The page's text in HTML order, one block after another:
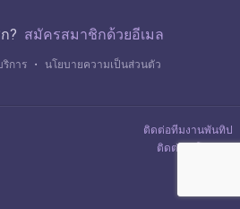
? สมัครสมาชิกด้วยอีเมล
การ ・ นโยบายความเป็นส่วนตัว
ติดต่อทีมงานพันทิป
ติดต่อลงโฆษณา